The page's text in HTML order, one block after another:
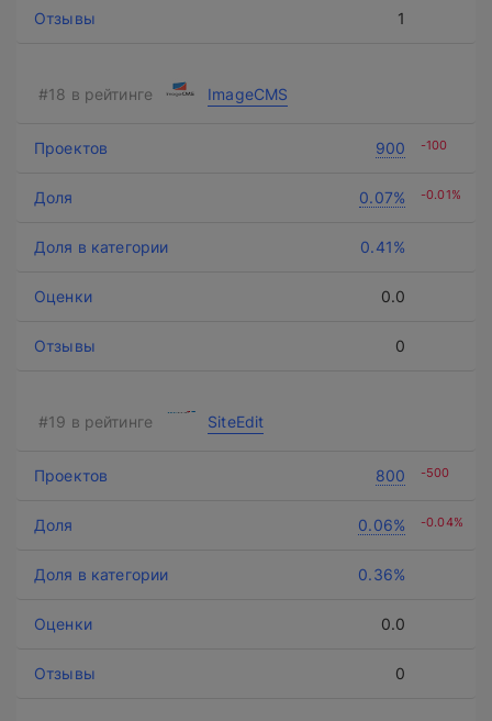
1
ImageCMS
900 -100
0.07% -0.01%
0.41%
0.0
0
SiteEdit
800 -500
0.06% -0.04%
0.36%
0.0
0